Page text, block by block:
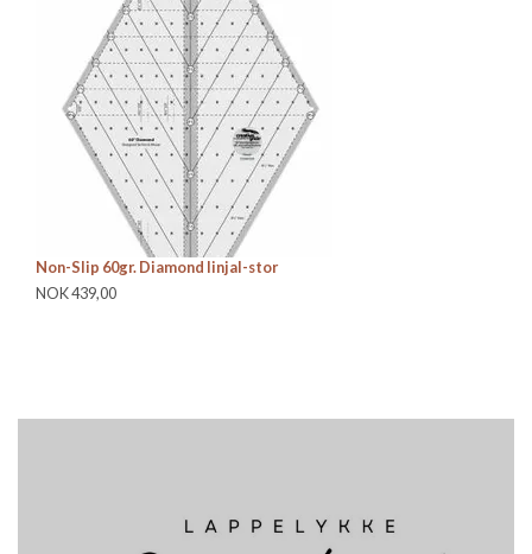
Non-Slip 60gr. Diamond linjal-stor
NOK 439,00